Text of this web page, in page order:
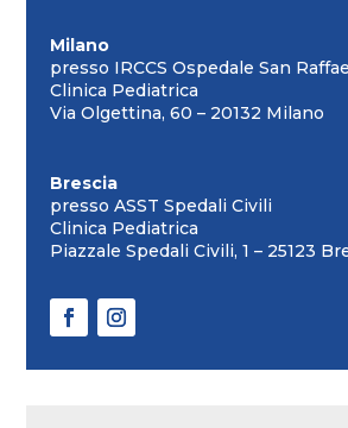
Milano
presso IRCCS Ospedale San
Clinica Pediatrica
Via Olgettina, 60 – 20132 Milano
Brescia
presso ASST Spedali Civili
Clinica Pediatrica
Piazzale Spedali Civili, 1 – 25123